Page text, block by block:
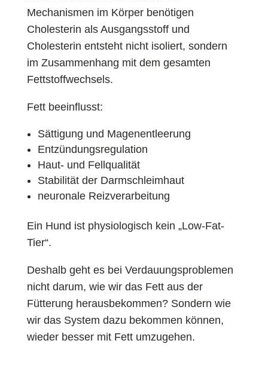
Mechanismen im Körper benötigen
Cholesterin als Ausgangsstoff und
Cholesterin entsteht nicht isoliert, sondern
im Zusammenhang mit dem gesamten
Fettstoffwechsels.
Fett beeinflusst:
Sättigung und Magenentleerung
Entzündungsregulation
Haut- und Fellqualität
Stabilität der Darmschleimhaut
neuronale Reizverarbeitung
Ein Hund ist physiologisch kein „Low-Fat-
Tier“.
Deshalb geht es bei Verdauungsproblemen
nicht darum, wie wir das Fett aus der
Fütterung herausbekommen? Sondern wie
wir das System dazu bekommen können,
wieder besser mit Fett umzugehen.